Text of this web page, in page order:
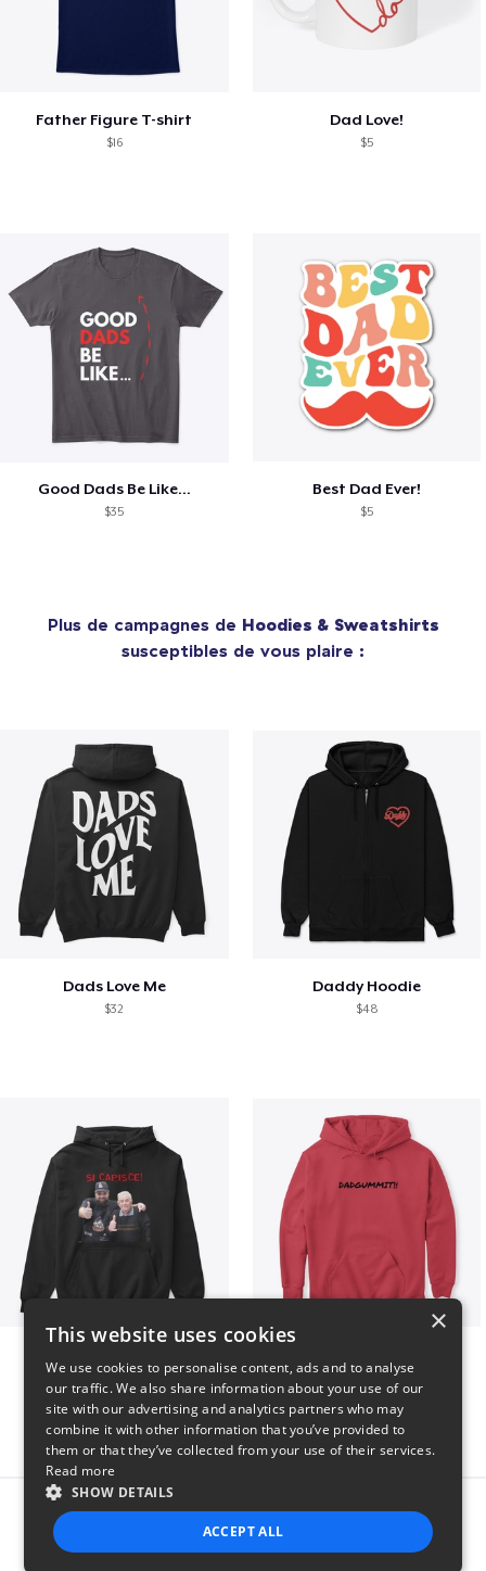
Father Figure T-shirt
$16
Dad Love!
$5
Good Dads Be Like...
$35
Best Dad Ever!
$5
Plus de campagnes de Hoodies & Sweatshirts
susceptibles de vous plaire :
Dads Love Me
$32
Daddy Hoodie
$48
Report this product
×
This website uses cookies
We use cookies to personalise content, ads and to analyse
our traffic. We also share information about your use of our
site with our advertising and analytics partners who may
combine it with other information that you’ve provided to
them or that they’ve collected from your use of their services.
Read more
SHOW DETAILS
ACCEPT ALL